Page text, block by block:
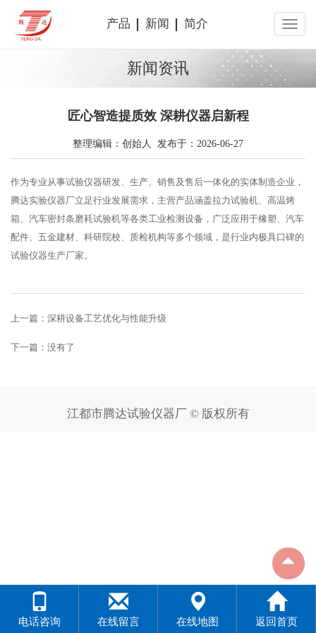
产品 新闻 简介
新闻资讯
匠心智造提质效 深耕仪器启新程
整理编辑：创始人 发布于：2026-06-27
作为专业从事试验仪器研发、生产、销售及售后一体化的实体制造企业，
腾达实验仪器厂立足行业发展需求，主营产品涵盖拉力试验机、高温烤
箱、汽车密封条磨耗试验机等各类工业检测设备，广泛应用于橡塑、汽车
配件、五金建材、科研院校、质检机构等多个领域，是行业内极具口碑的
试验仪器生产厂家。
上一篇： 深耕设备工艺优化与性能升级
下一篇：没有了
江都市腾达试验仪器厂 © 版权所有
电话咨询 在线留言 在线地图 返回首页